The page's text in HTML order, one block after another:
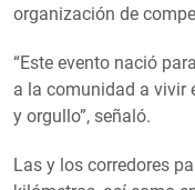
organización de
“Este evento nació
a la comunidad a vivir
y orgullo”, señaló.
Las y los corredores